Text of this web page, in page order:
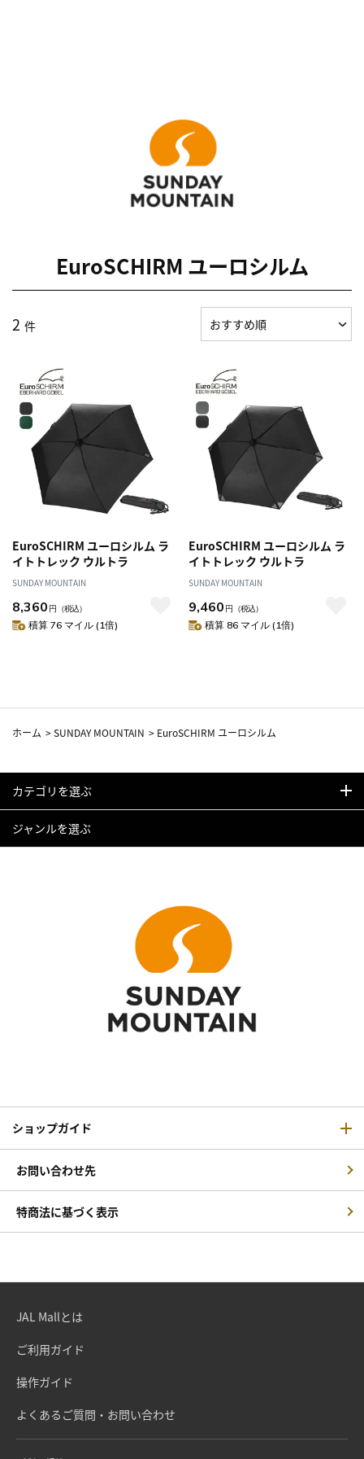
EuroSCHIRM ユーロシルム
2 件
EuroSCHIRM ユーロシルム ラ
イトトレック ウルトラ
SUNDAY MOUNTAIN
8,360 円 （税込）
積算 76 マイル (1倍)
EuroSCHIRM ユーロシルム ラ
イトトレック ウルトラ
SUNDAY MOUNTAIN
9,460 円 （税込）
積算 86 マイル (1倍)
ホーム >SUNDAY MOUNTAIN > EuroSCHIRM ユーロシルム
カテゴリを選ぶ
ジャンルを選ぶ
ショップガイド
お問い合わせ先
特商法に基づく表示
JAL Mallとは
ご利用ガイド
操作ガイド
よくあるご質問・お問い合わせ